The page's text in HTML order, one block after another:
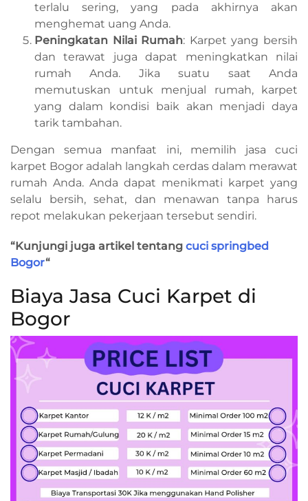
terlalu sering, yang pada akhirnya akan
menghemat uang Anda.
Peningkatan Nilai Rumah: Karpet yang bersih
dan terawat juga dapat meningkatkan nilai
rumah Anda. Jika suatu saat Anda
memutuskan untuk menjual rumah, karpet
yang dalam kondisi baik akan menjadi daya
tarik tambahan.
Dengan semua manfaat ini, memilih jasa cuci
karpet Bogor adalah langkah cerdas dalam merawat
rumah Anda. Anda dapat menikmati karpet yang
selalu bersih, sehat, dan menawan tanpa harus
repot melakukan pekerjaan tersebut sendiri.
“Kunjungi juga artikel tentang cuci springbed
Bogor“
Biaya Jasa Cuci Karpet di
Bogor